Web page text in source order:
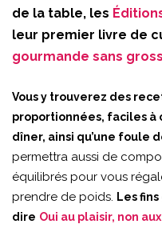
de la table, les
leur premier livre de
gourmande sans
Vous y trouverez des
proportionnées, faciles
dîner, ainsi qu’une foule
permettra aussi de
équilibrés pour vous
prendre de poids. Les
dire Oui au plaisir, non